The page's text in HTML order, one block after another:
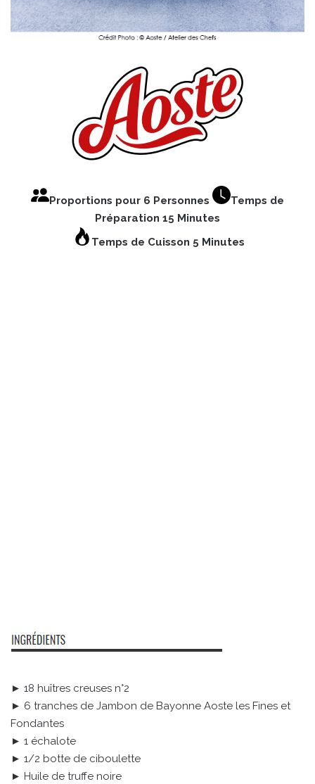
Proportions pour 6 Personnes
Temps de
Préparation 15 Minutes
Temps de Cuisson 5 Minutes
► 18 huîtres creuses n°2
► 6 tranches de Jambon de Bayonne Aoste les Fines et
Fondantes
► 1 échalote
► 1/2 botte de ciboulette
► Huile de truffe noire